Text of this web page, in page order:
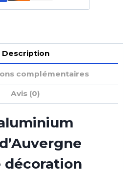
Description
complémentaires
Avis (0)
décoration